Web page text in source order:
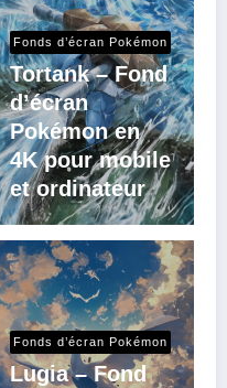
Fonds d’écran Pokémon
Tortank – Fond
d’écran
Pokémon en
4K pour mobile
et ordinateur
Fonds d’écran Pokémon
Lugia – Fond